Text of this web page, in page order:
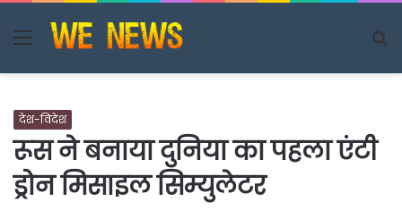
Menu
देश-विदेश
रूस ने बनाया दुनिया का पहला एंटी
ड्रोन मिसाइल सिम्युलेटर